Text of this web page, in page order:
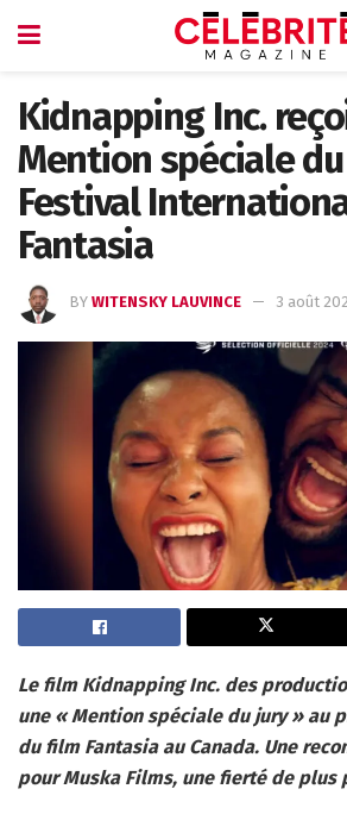
Kidnapping Inc.
Mention spéciale
Festival
Fantasia
BY WITENSKY LAUVINCE 3 août
Le film Kidnapping Inc. des
une « Mention spéciale du jury » au
du film Fantasia au Canada. Une
pour Muska Films, une fierté de plus